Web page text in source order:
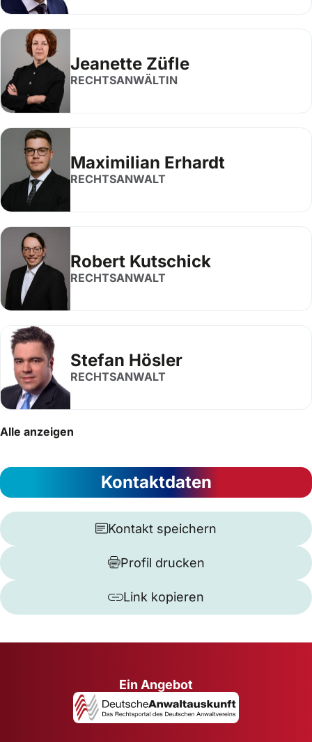
Jeanette Züfle
RECHTSANWÄLTIN
Maximilian Erhardt
RECHTSANWALT
Robert Kutschick
RECHTSANWALT
Stefan Hösler
RECHTSANWALT
Alle anzeigen
Kontaktdaten
Kontakt speichern
Profil drucken
Link kopieren
Ein Angebot